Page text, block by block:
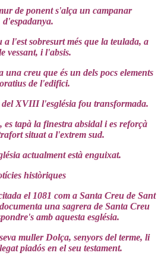
de ponent s'alça un campanar
d'espadanya.
l'est sobresurt més que la teulada, a
vessant, i l'absis.
creu que és un dels pocs elements
de l'edifici.
XVIII l'església fou transformada.
es tapà la finestra absidal i es reforçà
situat a l'extrem sud.
actualment està enguixat.
històriques
el 1081 com a Santa Creu de Sant
una sagrera de Santa Creu
amb aquesta església.
muller Dolça, senyors del terme, li
piadós en el seu testament.